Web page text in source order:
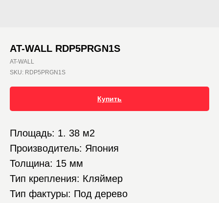
AT-WALL RDP5PRGN1S
AT-WALL
SKU: RDP5PRGN1S
Купить
Площадь: 1. 38 м2
Производитель: Япония
Толщина: 15 мм
Тип крепления: Кляймер
Тип фактуры: Под дерево